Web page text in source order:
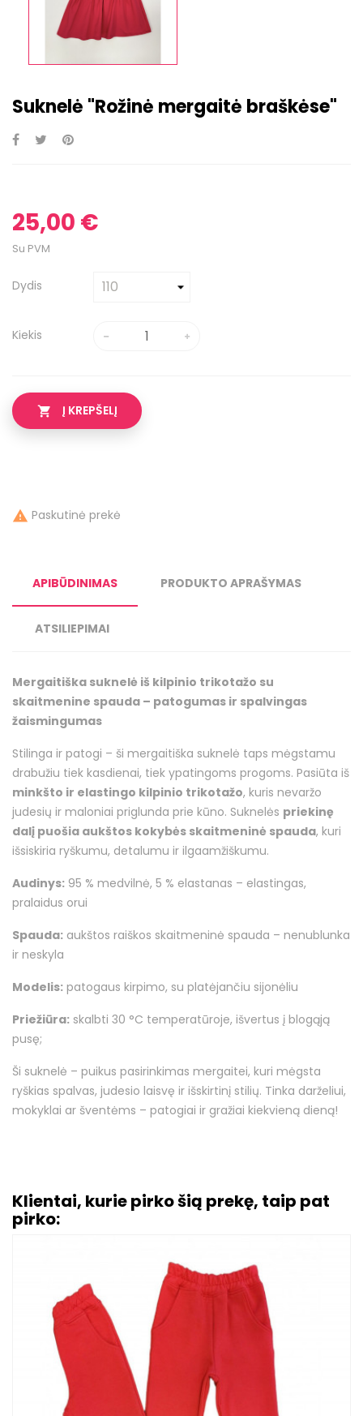
Suknelė "Rožinė mergaitė braškėse"
25,00 €
Su PVM
Dydis
Kiekis
 Į KREPŠELĮ
 Paskutinė prekė
APIBŪDINIMAS PRODUKTO APRAŠYMAS
ATSILIEPIMAI
Mergaitiška suknelė iš kilpinio trikotažo su
skaitmenine spauda – patogumas ir spalvingas
žaismingumas
Stilinga ir patogi – ši mergaitiška suknelė taps mėgstamu
drabužiu tiek kasdienai, tiek ypatingoms progoms. Pasiūta iš
minkšto ir elastingo kilpinio trikotažo, kuris nevaržo
judesių ir maloniai priglunda prie kūno. Suknelės priekinę
dalį puošia aukštos kokybės skaitmeninė spauda, kuri
išsiskiria ryškumu, detalumu ir ilgaamžiškumu.
Audinys: 95 % medvilnė, 5 % elastanas – elastingas,
pralaidus orui
Spauda: aukštos raiškos skaitmeninė spauda – nenublunka
ir neskyla
Modelis: patogaus kirpimo, su platėjančiu sijonėliu
Priežiūra: skalbti 30 °C temperatūroje, išvertus į blogąją
pusę;
Ši suknelė – puikus pasirinkimas mergaitei, kuri mėgsta
ryškias spalvas, judesio laisvę ir išskirtinį stilių. Tinka darželiui,
mokyklai ar šventėms – patogiai ir gražiai kiekvieną dieną!
Klientai, kurie pirko šią prekę, taip pat
pirko: